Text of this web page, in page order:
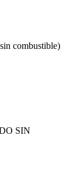
combustible)
SIN